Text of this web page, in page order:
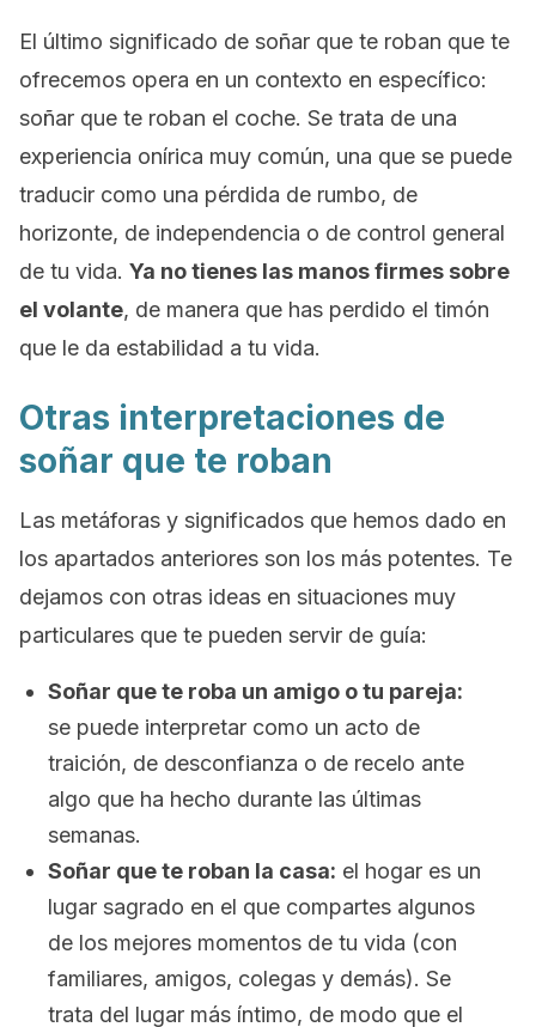
El último significado de soñar que te roban que te
ofrecemos opera en un contexto en específico:
soñar que te roban el coche. Se trata de una
experiencia onírica muy común, una que se puede
traducir como una pérdida de rumbo, de
horizonte, de independencia o de control general
de tu vida. Ya no tienes las manos firmes sobre
el volante, de manera que has perdido el timón
que le da estabilidad a tu vida.
Otras interpretaciones de
soñar que te roban
Las metáforas y significados que hemos dado en
los apartados anteriores son los más potentes. Te
dejamos con otras ideas en situaciones muy
particulares que te pueden servir de guía:
Soñar que te roba un amigo o tu pareja:
se puede interpretar como un acto de
traición, de desconfianza o de recelo ante
algo que ha hecho durante las últimas
semanas.
Soñar que te roban la casa: el hogar es un
lugar sagrado en el que compartes algunos
de los mejores momentos de tu vida (con
familiares, amigos, colegas y demás). Se
trata del lugar más íntimo, de modo que el